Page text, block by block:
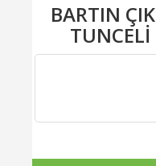
BARTIN